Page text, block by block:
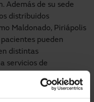
Además de su sede
distribuidos
Maldonado, Piriápolis
pueden
distintas
servicios de